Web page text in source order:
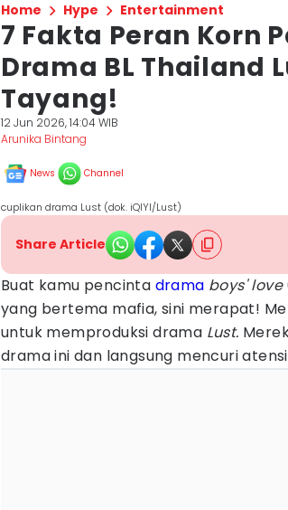
Home Hype Entertainment
7 Fakta Peran Korn
Drama BL Thailand
Tayang!
12 Jun 2026, 14:04 WIB
Arunika Bintang
News Channel
cuplikan drama Lust (dok. iQIYI/Lust)
Share Article
Buat kamu pencinta drama boys' love
yang bertema mafia, sini merapat! Me
untuk memproduksi drama Lust.
drama ini dan langsung mencuri